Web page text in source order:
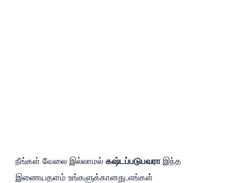
நீங்கள் வேலை இல்லாமல் கஷ்டப்படுபவரா இந்த
இணையதளம் உங்களுக்கானது.எங்கள்